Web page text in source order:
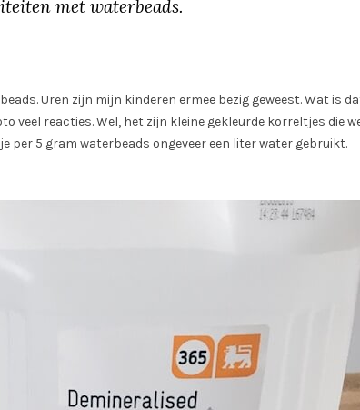
met waterbeads.
Uren zijn mijn kinderen ermee bezig geweest. Wat is
veel reacties. Wel, het zijn kleine gekleurde korreltjes die
per 5 gram waterbeads ongeveer een liter water gebruikt.